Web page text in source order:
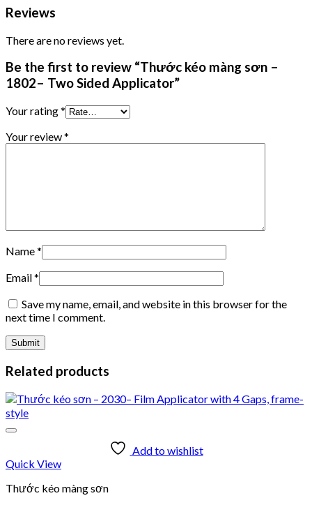
Reviews
There are no reviews yet.
Be the first to review “Thước kéo màng sơn –
1802– Two Sided Applicator”
Your rating*
Your review*
Name*
Email*
Save my name, email, and website in this browser for the
next time I comment.
Related products
Add to wishlist
Quick View
Thước kéo màng sơn